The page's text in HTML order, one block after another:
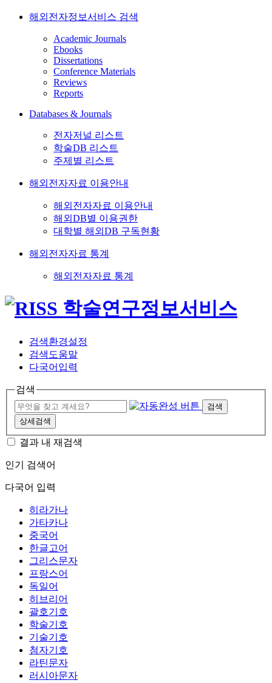
해외전자정보서비스 검색
Academic Journals
Ebooks
Dissertations
Conference Materials
Reviews
Reports
Databases & Journals
전자저널 리스트
학술DB 리스트
주제별 리스트
해외전자자료 이용안내
해외전자자료 이용안내
해외DB별 이용권한
대학별 해외DB 구독현황
해외전자자료 통계
해외전자자료 통계
검색환경설정
검색도움말
다국어입력
검색
검색
상세검색
결과 내 재검색
인기 검색어
다국어 입력
히라가나
가타카나
중국어
한글고어
그리스문자
프랑스어
독일어
히브리어
괄호기호
학술기호
기술기호
첨자기호
라틴문자
러시아문자